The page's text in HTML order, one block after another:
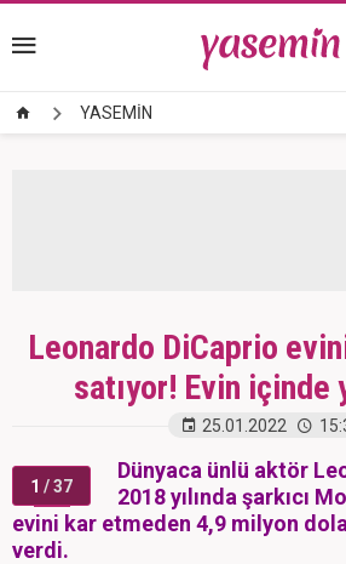
YASEMİN
Leonardo DiCaprio
satıyor! Evin içinde
25.01.2022
1 / 37
Dünyaca ünlü aktör
2018 yılında şarkıcı
evini kar etmeden 4,9 milyon
verdi.